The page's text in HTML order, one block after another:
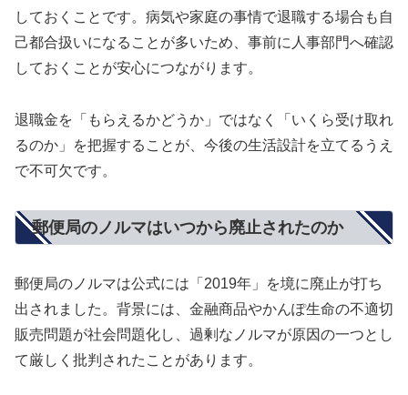
しておくことです。病気や家庭の事情で退職する場合も自
己都合扱いになることが多いため、事前に人事部門へ確認
しておくことが安心につながります。
退職金を「もらえるかどうか」ではなく「いくら受け取れ
るのか」を把握することが、今後の生活設計を立てるうえ
で不可欠です。
郵便局のノルマはいつから廃止されたのか
郵便局のノルマは公式には「2019年」を境に廃止が打ち
出されました。背景には、金融商品やかんぽ生命の不適切
販売問題が社会問題化し、過剰なノルマが原因の一つとし
て厳しく批判されたことがあります。